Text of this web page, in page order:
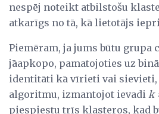
nespēj noteikt atbilstošu
atkarīgs no tā, kā lietotājs
Piemēram, ja jums būtu grupa
jāapkopo, pamatojoties uz
identitāti kā vīrieti vai sievieti,
algoritmu, izmantojot ievadi k
piespiestu trīs klasteros, kad